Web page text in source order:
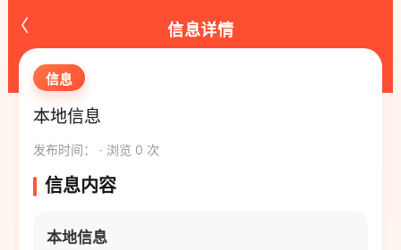
‹ 信息详情
信息
本地信息
发布时间： · 浏览 0 次
信息内容
本地信息